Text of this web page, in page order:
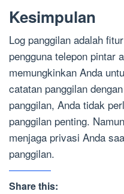
Kesimpulan
Log panggilan adalah
pengguna telepon pintar
memungkinkan Anda
catatan panggilan
panggilan, Anda tidak
panggilan penting.
menjaga privasi Anda
panggilan.
Share this: